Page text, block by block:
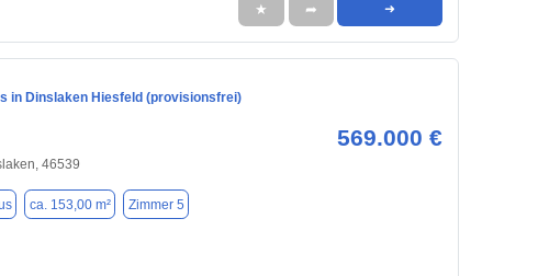
★ ➦ ➜
in Dinslaken Hiesfeld (provisionsfrei)
569.000 €
46539
ca. 153,00 m² Zimmer 5